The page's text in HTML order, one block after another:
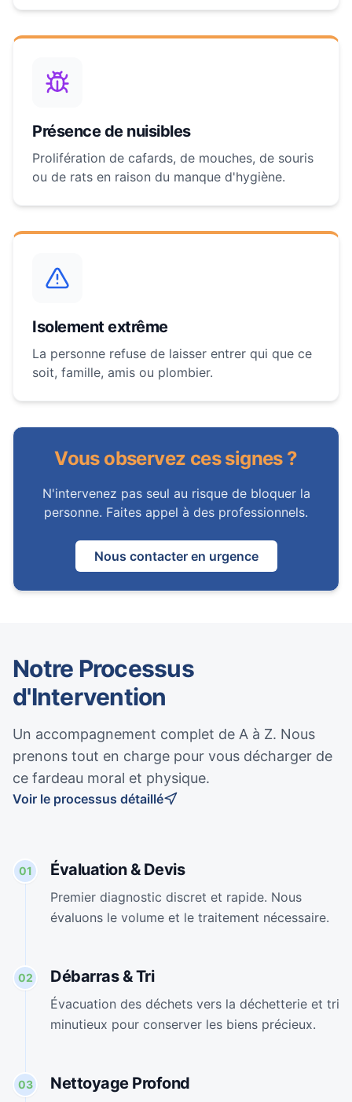
Présence de nuisibles
Prolifération de cafards, de mouches, de souris
ou de rats en raison du manque d'hygiène.
Isolement extrême
La personne refuse de laisser entrer qui que ce
soit, famille, amis ou plombier.
Vous observez ces signes ?
N'intervenez pas seul au risque de bloquer la
personne. Faites appel à des professionnels.
Nous contacter en urgence
Notre Processus
d'Intervention
Un accompagnement complet de A à Z. Nous
prenons tout en charge pour vous décharger de
ce fardeau moral et physique.
Voir le processus détaillé
01 Évaluation & Devis
Premier diagnostic discret et rapide. Nous
évaluons le volume et le traitement nécessaire.
02 Débarras & Tri
Évacuation des déchets vers la déchetterie et tri
minutieux pour conserver les biens précieux.
03 Nettoyage Profond